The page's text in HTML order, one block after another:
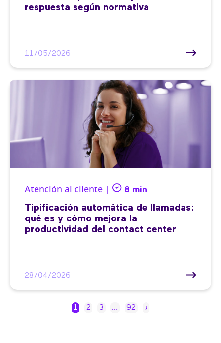
respuesta según normativa
11/05/2026
Atención al cliente | 8 min
Tipificación automática de llamadas:
qué es y cómo mejora la
productividad del contact center
28/04/2026
1 2 3 … 92 ›